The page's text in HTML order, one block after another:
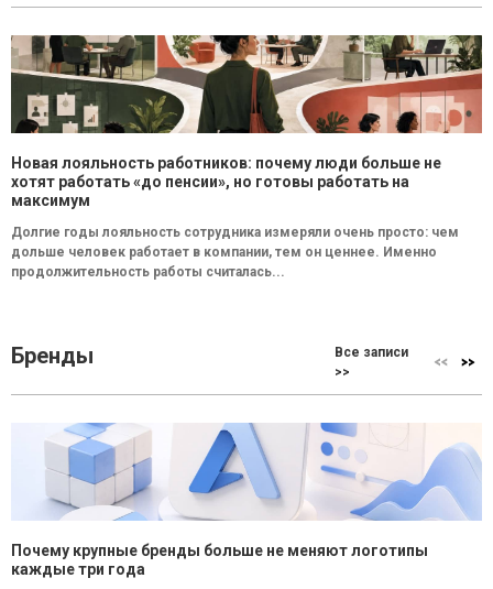
Новая лояльность работников: почему люди больше не
хотят работать «до пенсии», но готовы работать на
максимум
Долгие годы лояльность сотрудника измеряли очень просто: чем
дольше человек работает в компании, тем он ценнее. Именно
продолжительность работы считалась...
Бренды
Все записи
>>
Почему крупные бренды больше не меняют логотипы
каждые три года